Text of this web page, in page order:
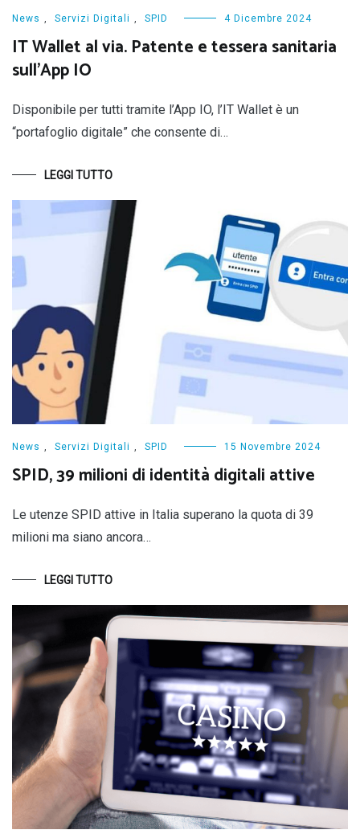
News , Servizi Digitali , SPID 4 Dicembre 2024
IT Wallet al via. Patente e tessera sanitaria
sull’App IO
Disponibile per tutti tramite l’App IO, l’IT Wallet è un
“portafoglio digitale” che consente di…
LEGGI TUTTO
News , Servizi Digitali , SPID 15 Novembre 2024
SPID, 39 milioni di identità digitali attive
Le utenze SPID attive in Italia superano la quota di 39
milioni ma siano ancora…
LEGGI TUTTO